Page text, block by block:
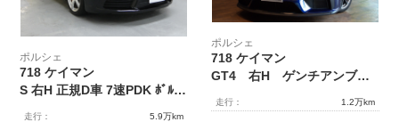
ポルシェ
718 ケイマン
S 右H 正規D車 7速PDK ﾎﾞﾙﾄﾞｰﾚｯﾄﾞﾚｻﾞｰｲﾝﾃﾘｱ PCMﾅﾋﾞ Bｶﾒﾗ&PAS 電格ﾐﾗｰ ｽﾎﾟｰﾂﾃｰﾙﾊﾟｲﾌﾟ 赤ｷｬﾘﾊﾟｰ 純正19ｲﾝﾁAW 禁煙
走行： 5.9万km
ポルシェ
718 ケイマン
GT4 右H ゲンチアンブルー PDLS
走行： 1.2万km